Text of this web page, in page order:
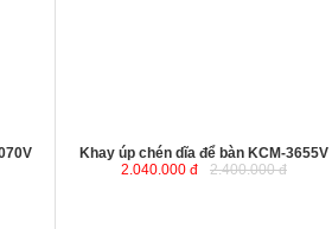
Khay úp chén dĩa để bàn KCM-3655V
2.040.000 đ
2.400.000 đ